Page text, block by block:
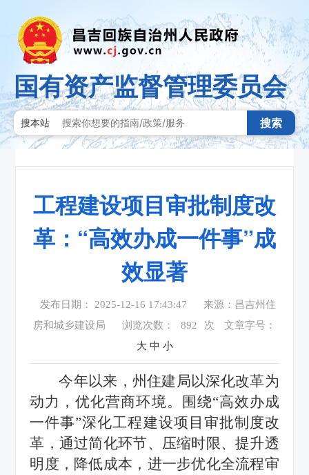
国有资产监督管理委员会
搜本站 搜索
工程建设项目审批制度改
革：“高效办成一件事”成
效显著
发布日期： 2025-12-16 17:43:47
来源：昌吉州住
房和城乡建设局
浏览次数： 892 次
文章字号：
大 中 小
今年以来，州住建局以深化改革为
动力，优化营商环境。围绕“高效办成
一件事”深化工程建设项目审批制度改
革，通过简化环节、压缩时限、提升透
明度，降低成本，进一步优化全流程审